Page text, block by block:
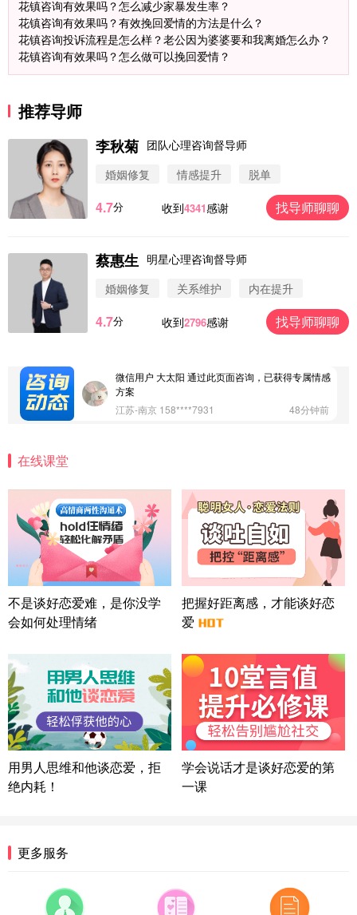
花镇咨询有效果吗？怎么减少家暴发生率？
花镇咨询有效果吗？有效挽回爱情的方法是什么？
花镇咨询投诉流程是怎么样？老公因为婆婆要和我离婚怎么办？
花镇咨询有效果吗？怎么做可以挽回爱情？
推荐导师
李秋菊 团队心理咨询督导师
婚姻修复
情感提升 脱单
4.7分 收到4341感谢 找导师聊聊
蔡惠生 明星心理咨询督导师
婚姻修复
关系维护 内在提升
4.7分 收到2796感谢 找导师聊聊
微信用户 圆圈 通过此页面咨询，已获得专属情感方
案
微信用户 Vnno 通过此页面咨询，已获得专属情感方
微信用户 大太阳 通过此页面咨询，已获得专属情感
方案
江苏-南京 158****7931
48分钟前
情感方案
北京-朝阳 151****3189
22分钟前
微信用户 巧?媚儿 通过此页面咨询，已获得专属情感
方案
上海-浦东 177****9074
56分钟前
微信用户 Liberty 通过此页面咨询，已获得专属情感
方案
广东-广州 188****5632
湖北-武汉 135****7410
41分钟前
微信用户 困困魚? 通过此页面咨询，已获得专属情感
方案
陕西-西安 139****6283
3分钟前
情感方案
浙江-宁波 150****8921
福建-厦门 159****4462
53分钟前
在线课堂
不是谈好恋爱难，是你没学
会如何处理情绪
把握好距离感，才能谈好恋
爱
用男人思维和他谈恋爱，拒
绝内耗！
学会说话才是谈好恋爱的第
一课
更多服务